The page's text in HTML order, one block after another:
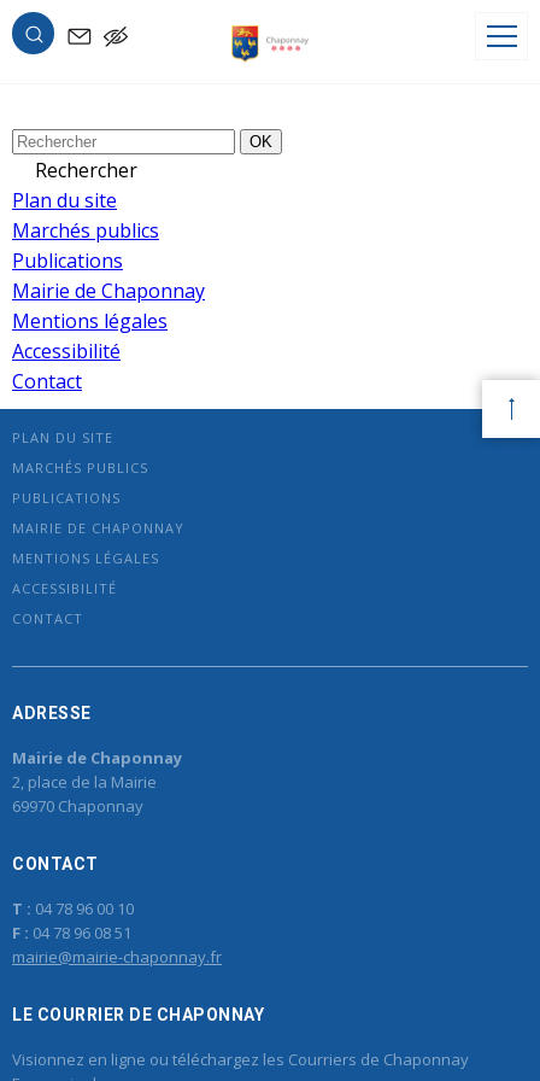
Archives de tags : législation
Désolé, aucun contenu disponible.
OK
Rechercher
Plan du site
Marchés publics
Publications
Mairie de Chaponnay
Mentions légales
Accessibilité
Contact
PLAN DU SITE
MARCHÉS PUBLICS
PUBLICATIONS
MAIRIE DE CHAPONNAY
MENTIONS LÉGALES
ACCESSIBILITÉ
CONTACT
ADRESSE
Mairie de Chaponnay
2, place de la Mairie
69970 Chaponnay
CONTACT
T : 04 78 96 00 10
F : 04 78 96 08 51
mairie@mairie-chaponnay.fr
LE COURRIER DE CHAPONNAY
Visionnez en ligne ou téléchargez les Courriers de Chaponnay